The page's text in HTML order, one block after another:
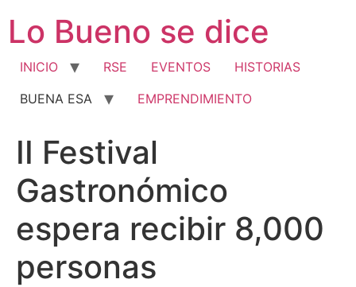
contenido
Lo Bueno se dice
INICIO RSE EVENTOS
HISTORIAS
BUENA ESA
EMPRENDIMIENTO
II Festival
Gastronómico
espera recibir 8,000
personas